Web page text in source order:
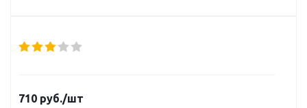
710 руб./шт